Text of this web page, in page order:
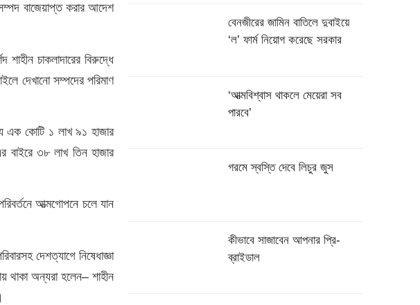
বাজেয়াপ্ত করার আদেশ
চাকলাদারের বিরুদ্ধে
দেখানো সম্পদের পরিমাণ
এক কোটি ১ লাখ ৯১ হাজার
৩৮ লাখ তিন হাজার
আত্মগোপনে চলে যান
দেশত্যাগে নিষেধাজ্ঞা
থাকা অন্যরা হলেন– শাহীন
বেনজীরের জামিন বাতিলে দুবাইয়ে
‌‘ল’ ফার্ম নিয়োগ করেছে সরকার
‘আত্মবিশ্বাস থাকলে মেয়েরা সব
পারবে’
গরমে স্বস্তি দেবে লিচুর জুস
কীভাবে সাজাবেন আপনার প্রি-
ব্রাইডাল